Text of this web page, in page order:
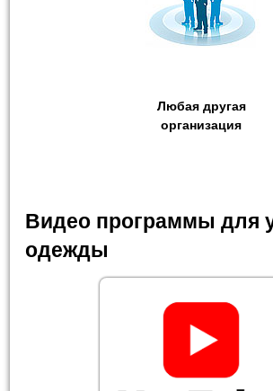
Любая другая
организация
Видео программы для
одежды